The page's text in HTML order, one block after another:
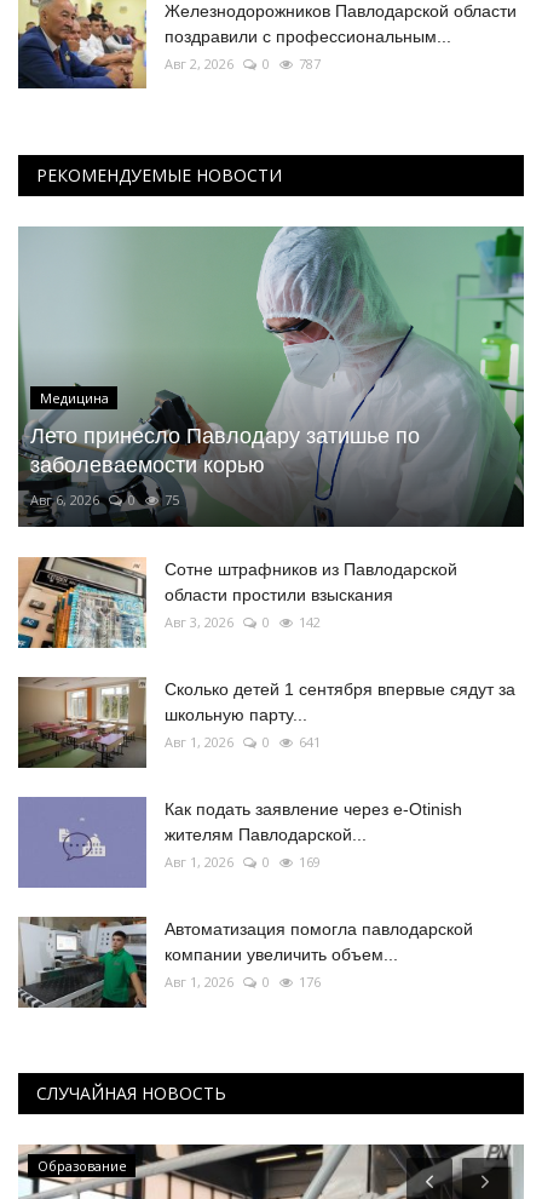
Железнодорожников Павлодарской области
поздравили с профессиональным...
Авг 2, 2026 0 787
РЕКОМЕНДУЕМЫЕ НОВОСТИ
Медицина
Лето принесло Павлодару затишье по
заболеваемости корью
Авг 6, 2026 0 75
Сотне штрафников из Павлодарской
области простили взыскания
Авг 3, 2026 0 142
Сколько детей 1 сентября впервые сядут за
школьную парту...
Авг 1, 2026 0 641
Как подать заявление через e-Otinish
жителям Павлодарской...
Авг 1, 2026 0 169
Автоматизация помогла павлодарской
компании увеличить объем...
Авг 1, 2026 0 176
СЛУЧАЙНАЯ НОВОСТЬ
РАЗВЛЕЧЕНИЯ